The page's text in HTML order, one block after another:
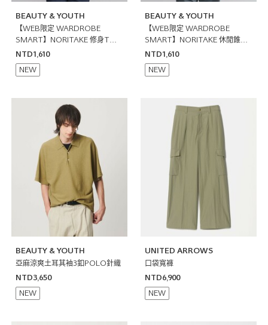
BEAUTY & YOUTH
【WEB限定 WARDROBE
SMART】NORITAKE 修身T恤
日本製
NTD1,610
NEW
BEAUTY & YOUTH
【WEB限定 WARDROBE
SMART】NORITAKE 休閒錐形
T恤 日本製
NTD1,610
NEW
BEAUTY & YOUTH
亞麻涼爽土耳其袖3釦POLO針織
NTD3,650
NEW
UNITED ARROWS
口袋寬褲
NTD6,900
NEW